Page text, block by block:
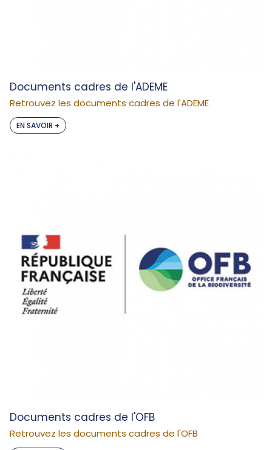
Documents cadres de l'ADEME
Retrouvez les documents cadres de l'ADEME
EN SAVOIR +
Documents cadres de l'OFB
Retrouvez les documents cadres de l'OFB